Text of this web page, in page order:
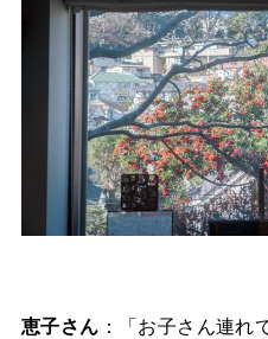
恵子さん ：「お子さん連れ